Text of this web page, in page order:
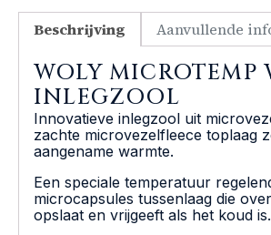
Beschrijving Aanvullende
WOLY MICROTEMP
INLEGZOOL
Innovatieve inlegzool uit
zachte microvezelfleece toplaag
aangename warmte.
Een speciale temperatuur
microcapsules tussenlaag die
opslaat en vrijgeeft als het koud is.